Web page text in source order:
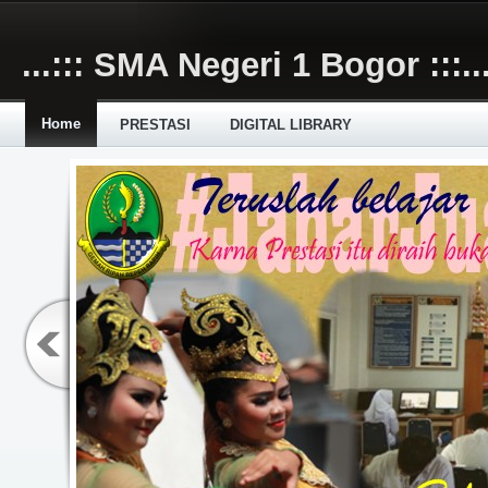
...::: SMA Negeri 1 Bogor
Home PRESTASI DIGITAL LIBRARY